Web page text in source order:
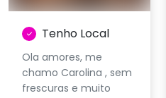
Tenho Local
Ola amores, me
chamo Carolina , sem
frescuras e muito